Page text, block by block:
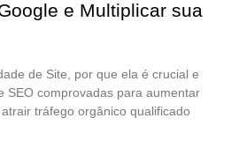
e Multiplicar sua
de Site, por que ela é crucial e
SEO comprovadas para aumentar
tráfego orgânico qualificado